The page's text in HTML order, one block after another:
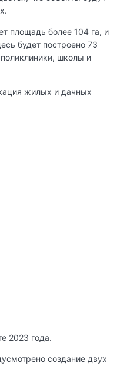
площадь более 104 га, и
будет построено 73
школы и
жилых и дачных
2023 года.
создание двух